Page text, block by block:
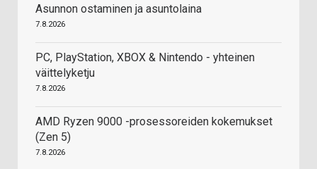
Asunnon ostaminen ja asuntolaina
7.8.2026
PC, PlayStation, XBOX & Nintendo - yhteinen
väittelyketju
7.8.2026
AMD Ryzen 9000 -prosessoreiden kokemukset
(Zen 5)
7.8.2026